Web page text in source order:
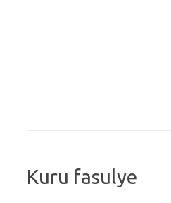
Kuru fasulye